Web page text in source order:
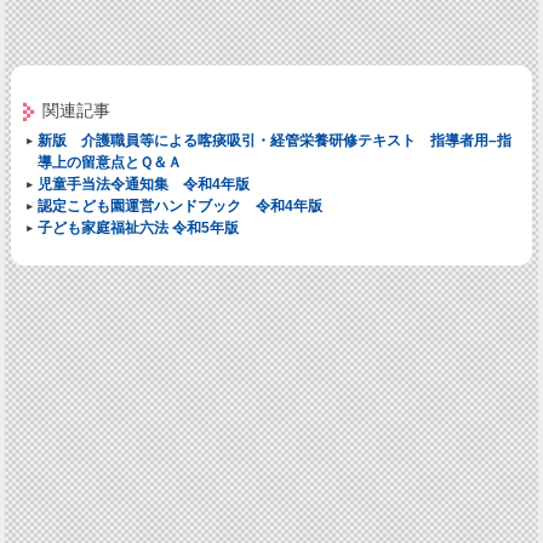
関連記事
新版 介護職員等による喀痰吸引・経管栄養研修テキスト 指導者用–指
導上の留意点とＱ＆Ａ
児童手当法令通知集 令和4年版
認定こども園運営ハンドブック 令和4年版
子ども家庭福祉六法 令和5年版